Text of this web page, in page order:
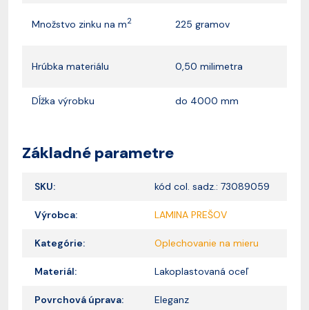
Množstvo zinku na m2 225 gramov
Hrúbka materiálu 0,50 milimetra
Dĺžka výrobku do 4000 mm
Základné parametre
SKU: kód col. sadz.: 73089059
Výrobca: LAMINA PREŠOV
Kategórie: Oplechovanie na mieru
Materiál: Lakoplastovaná oceľ
Povrchová úprava: Eleganz